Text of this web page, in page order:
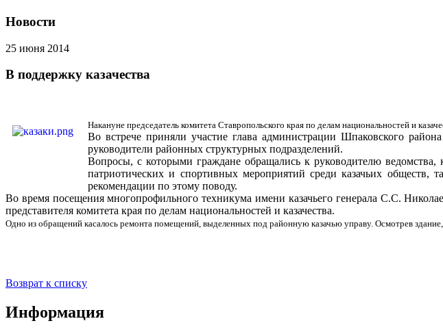
Новости
25 июня 2014
В поддержку казачества
Накануне председатель комитета Ставропольского края по делам национальностей и
Во встрече приняли участие глава администрации Шпаковского
руководители районных структурных подразделений.
Вопросы, с которыми граждане обращались к руководителю ведомства,
патриотических и спортивных мероприятий среди казачьих обществ,
рекомендации по этому поводу.
Во время посещения многопрофильного техникума имени казачьего генерала С.С.
представителя комитета края по делам национальностей и казачества.
Одно из обращений касалось ремонта помещений, выделенных под районную казачью управу. Осмотрев
Возврат к списку
Информация